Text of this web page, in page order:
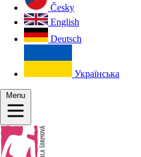
Česky
English
Deutsch
Українська
Menu